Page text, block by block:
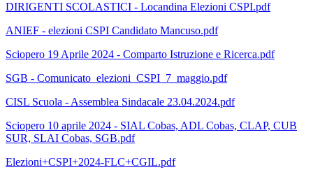
DIRIGENTI SCOLASTICI - Locandina Elezioni CSPI.pdf
ANIEF - elezioni CSPI Candidato Mancuso.pdf
Sciopero 19 Aprile 2024 - Comparto Istruzione e Ricerca.pdf
SGB - Comunicato_elezioni_CSPI_7_maggio.pdf
CISL Scuola - Assemblea Sindacale 23.04.2024.pdf
Sciopero 10 aprile 2024 - SIAL Cobas, ADL Cobas, CLAP, CUB
SUR, SLAI Cobas, SGB.pdf
Elezioni+CSPI+2024-FLC+CGIL.pdf